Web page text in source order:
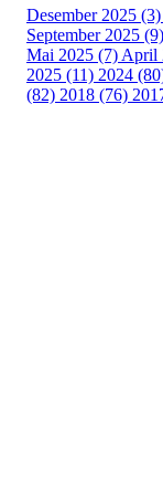
Desember 2025 (3)
September 2025 (9)
Mai 2025 (7) April
2025 (11) 2024
(82) 2018 (76)